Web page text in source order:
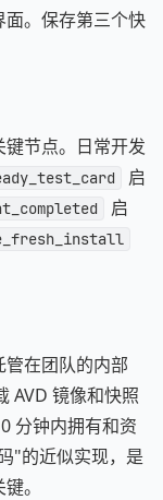
。保存第三个快
节点。日常开发
启
启
在团队的内部
AVD 镜像和快照
分钟内拥有和资
"的近似实现，是
。